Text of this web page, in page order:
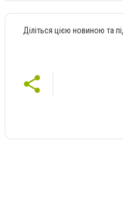
Діліться цією новиною та